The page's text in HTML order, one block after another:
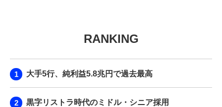
LIFE ENDING JOURNAL
BPaaS JOURNAL
RANKING
大手5行、純利益5.8兆円で過去最高
黒字リストラ時代のミドル・シニア採用